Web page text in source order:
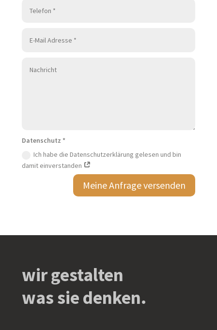
Datenschutz *
Ich habe die Datenschutzerklärung gelesen und bin
damit einverstanden
Meine Anfrage versenden
wir gestalten
was sie denken.